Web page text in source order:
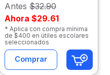
Antes $32.90
Ahora $29.61
* Aplica con compra mínima
de $400 en útiles escolares
seleccionados
Comprar